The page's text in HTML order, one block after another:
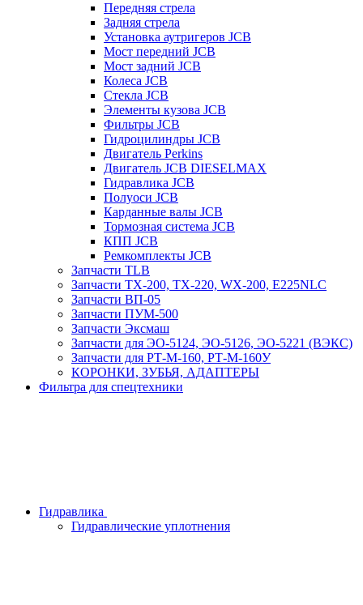
Передняя стрела
Задняя стрела
Установка аутригеров JCB
Мост передний JCB
Мост задний JCB
Колеса JCB
Стекла JCB
Элементы кузова JCB
Фильтры JCB
Гидроцилиндры JCB
Двигатель Perkins
Двигатель JCB DIESELMAX
Гидравлика JCB
Полуоси JCB
Карданные валы JCB
Тормозная система JCB
КПП JCB
Ремкомплекты JCB
Запчасти TLB
Запчасти TX-200, TX-220, WX-200, E225NLC
Запчасти ВП-05
Запчасти ПУМ-500
Запчасти Эксмаш
Запчасти для ЭО-5124, ЭО-5126, ЭО-5221 (ВЭКС)
Запчасти для РТ-М-160, РТ-М-160У
КОРОНКИ, ЗУБЬЯ, АДАПТЕРЫ
Фильтра для спецтехники
Гидравлика
Гидравлические уплотнения